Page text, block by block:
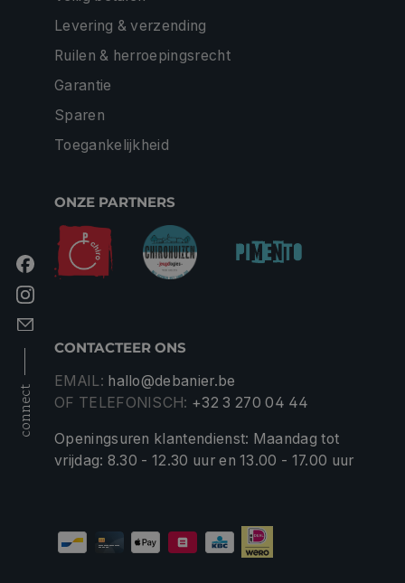
connect
Levering & verzending
Ruilen & herroepingsrecht
Garantie
Sparen
Toegankelijkheid
ONZE PARTNERS
CONTACTEER ONS
EMAIL: hallo@debanier.be
OF TELEFONISCH: +32 3 270 04 44
Openingsuren klantendienst: Maandag tot
vrijdag: 8.30 - 12.30 uur en 13.00 - 17.00 uur